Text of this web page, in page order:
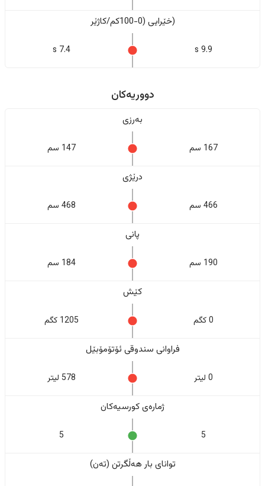
(خێرایی (0-100کم/کاژێر
9.9 s
7.4 s
دووریەکان
بەرزی
167 سم 147 سم
درێژی
466 سم 468 سم
پانی
190 سم 184 سم
کێش
0 کگم 1205 کگم
فراوانی سندوقی ئۆتۆمۆبێل
0 لیتر 578 لیتر
ژمارەی کورسیەکان
5
5
تواناى بار هەڵگرتن (تەن)